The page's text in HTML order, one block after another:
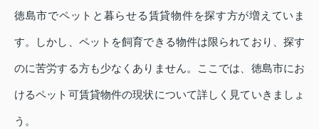
徳島市でペットと暮らせる賃貸物件を探す方が増えていま
す。しかし、ペットを飼育できる物件は限られており、探す
のに苦労する方も少なくありません。ここでは、徳島市にお
けるペット可賃貸物件の現状について詳しく見ていきましょ
う。